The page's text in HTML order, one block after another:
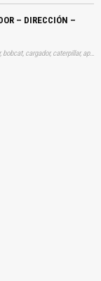
– DIRECCIÓN –
Tags: manual, instrucciones, manuales, manualitos, gratis, mini, cargador, bobcat, cargador, caterpillar, aprender, descargas